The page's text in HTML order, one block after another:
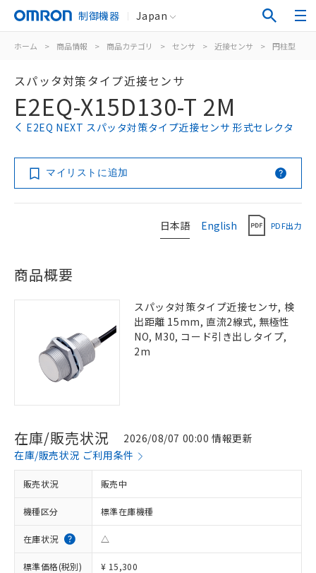
制御機器 Japan
ホーム > 商品情報 > 商品カテゴリ > センサ > 近接センサ > 円柱型
スパッタ対策タイプ近接センサ
E2EQ-X15D130-T 2M
E2EQ NEXT スパッタ対策タイプ近接センサ 形式セレクタ
マイリストに追加
日本語 English PDF出力
商品概要
スパッタ対策タイプ近接センサ, 検
出距離 15mm, 直流2線式, 無極性
NO, M30, コード引き出しタイプ,
2m
在庫/販売状況
2026/08/07 00:00 情報更新
在庫/販売状況 ご利用条件
販売状況 販売中
機種区分 標準在庫機種
在庫状況 △
標準価格(税別) ¥ 15,300